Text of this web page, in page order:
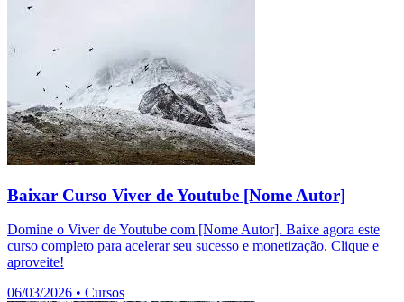
Baixar Curso Viver de Youtube [Nome Autor]
Domine o Viver de Youtube com [Nome Autor]. Baixe agora este
curso completo para acelerar seu sucesso e monetização. Clique e
aproveite!
06/03/2026 • Cursos